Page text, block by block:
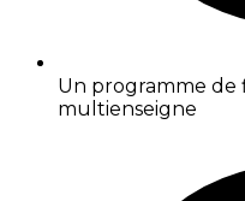
Un programme
multienseigne